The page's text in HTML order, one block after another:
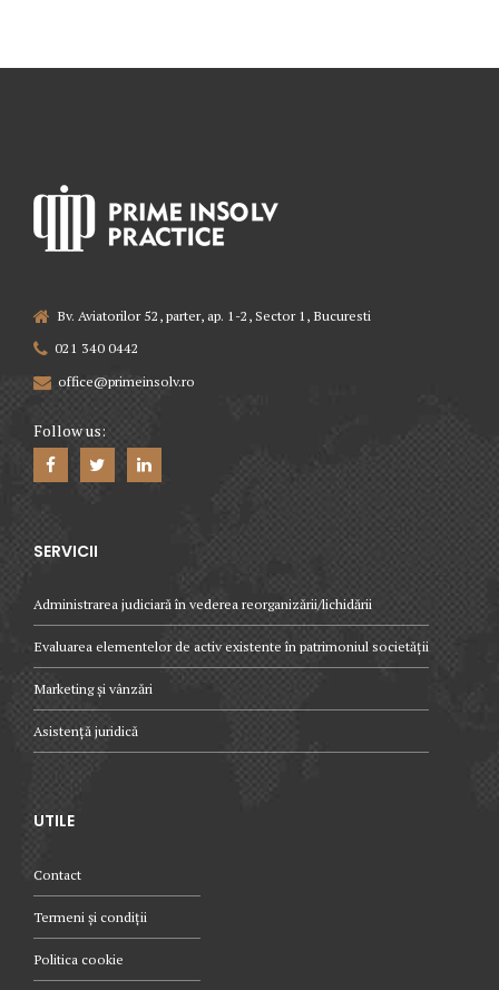
Bv. Aviatorilor 52, parter, ap. 1-2, Sector 1, Bucuresti
021 340 0442
office@primeinsolv.ro
Follow us:
SERVICII
Administrarea judiciară în vederea reorganizării/lichidării
Evaluarea elementelor de activ existente în patrimoniul societății
Marketing și vânzări
Asistență juridică
UTILE
Contact
Termeni și condiții
Politica cookie